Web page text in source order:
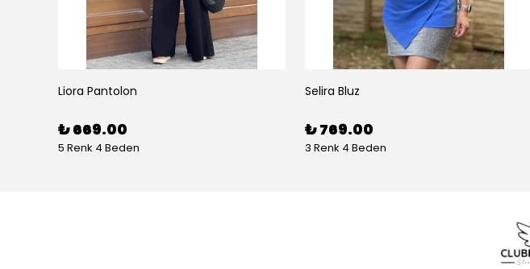
Liora Pantolon
₺ 669.00
5 Renk 4 Beden
Selira Bluz
₺ 769.00
3 Renk 4 Beden